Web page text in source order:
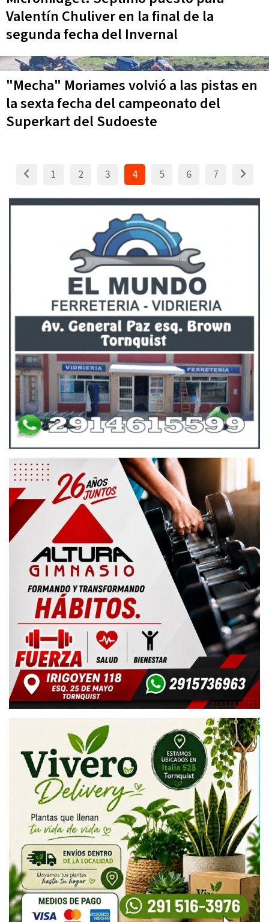
Valentín Chuliver en la final de la
segunda fecha del Invernal
"Mecha" Moriames volvió a las pistas en
la sexta fecha del campeonato del
Superkart del Sudoeste
1 2 3 4 5 6 7